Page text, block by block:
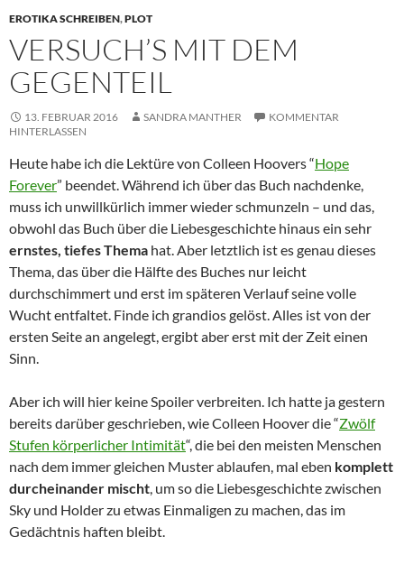
EROTIKA SCHREIBEN,PLOT
VERSUCH’S MIT DEM
GEGENTEIL
13. FEBRUAR 2016 SANDRA MANTHER
KOMMENTAR
HINTERLASSEN
Heute habe ich die Lektüre von Colleen Hoovers “Hope
Forever” beendet. Während ich über das Buch nachdenke,
muss ich unwillkürlich immer wieder schmunzeln – und das,
obwohl das Buch über die Liebesgeschichte hinaus ein sehr
ernstes, tiefes Thema hat. Aber letztlich ist es genau dieses
Thema, das über die Hälfte des Buches nur leicht
durchschimmert und erst im späteren Verlauf seine volle
Wucht entfaltet. Finde ich grandios gelöst. Alles ist von der
ersten Seite an angelegt, ergibt aber erst mit der Zeit einen
Sinn.
Aber ich will hier keine Spoiler verbreiten. Ich hatte ja gestern
bereits darüber geschrieben, wie Colleen Hoover die “Zwölf
Stufen körperlicher Intimität“, die bei den meisten Menschen
nach dem immer gleichen Muster ablaufen, mal eben komplett
durcheinander mischt, um so die Liebesgeschichte zwischen
Sky und Holder zu etwas Einmaligen zu machen, das im
Gedächtnis haften bleibt.